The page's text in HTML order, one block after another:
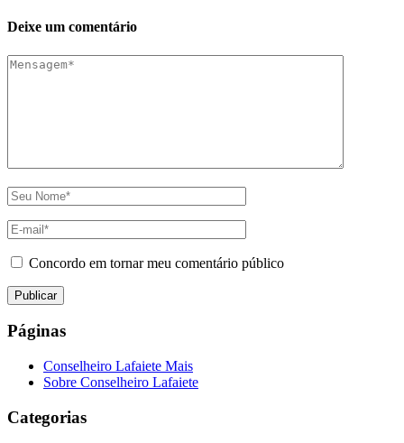
Deixe um comentário
Concordo em tornar meu comentário público
Páginas
Conselheiro Lafaiete Mais
Sobre Conselheiro Lafaiete
Categorias